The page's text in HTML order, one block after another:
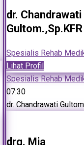
dr. Chandrawati
Gultom.,Sp.KFR
Spesialis Rehab
Lihat Profil
Spesialis Rehab
07:30
dr. Chandrawati
drg. Mia